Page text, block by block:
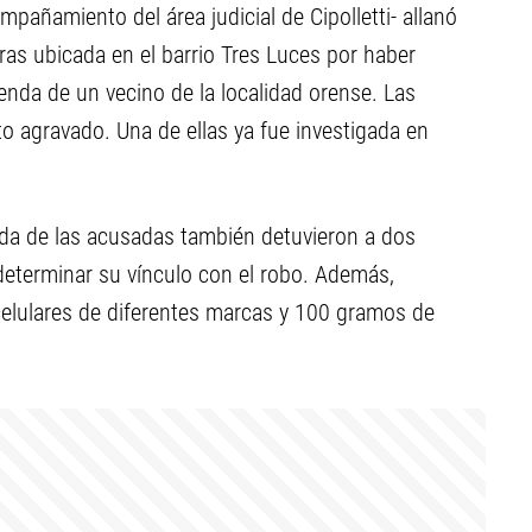
del área judicial de Cipolletti- allanó
ubicada en el barrio Tres Luces por haber
de un vecino de la localidad orense. Las
Una de ellas ya fue investigada en
de las acusadas también detuvieron a dos
su vínculo con el robo. Además,
de diferentes marcas y 100 gramos de